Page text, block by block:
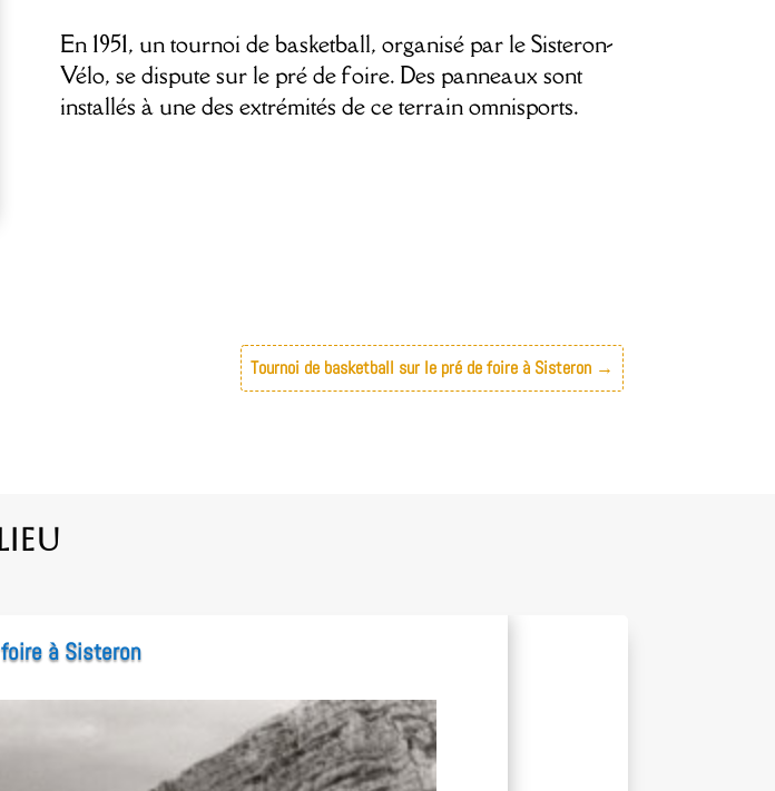
En 1951, un tournoi de basketball, organisé par le Sisteron-
Vélo, se dispute sur le pré de foire. Des panneaux sont
installés à une des extrémités de ce terrain omnisports.
Tournoi de basketball sur le pré de foire à Sisteron→
Lieu
à Sisteron